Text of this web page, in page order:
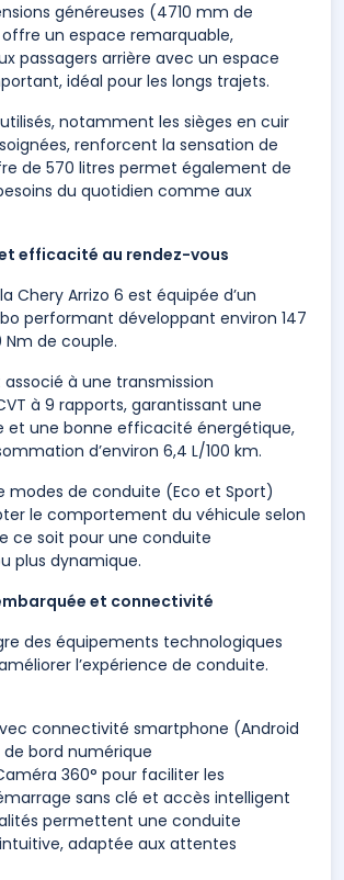
généreuses (4710 mm de
un espace remarquable,
passagers arrière avec un espace
idéal pour les longs trajets.
notamment les sièges en cuir
renforcent la sensation de
de 570 litres permet également de
du quotidien comme aux
efficacité au rendez-vous
Chery Arrizo 6 est équipée d’un
performant développant environ 147
Nm de couple.
à une transmission
à 9 rapports, garantissant une
et une bonne efficacité énergétique,
d’environ 6,4 L/100 km.
modes de conduite (Eco et Sport)
le comportement du véhicule selon
ce soit pour une conduite
plus dynamique.
et connectivité
des équipements technologiques
l’expérience de conduite.
connectivité smartphone (Android
de bord numérique
360° pour faciliter les
sans clé et accès intelligent
permettent une conduite
adaptée aux attentes